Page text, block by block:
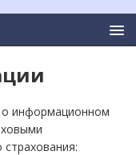
информационном